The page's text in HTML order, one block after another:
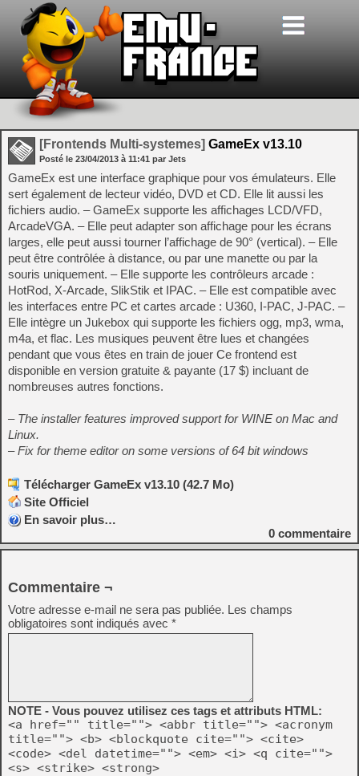
[Frontends Multi-systemes] GameEx v13.10
Posté le 23/04/2013 à 11:41 par Jets
GameEx est une interface graphique pour vos émulateurs. Elle
sert également de lecteur vidéo, DVD et CD. Elle lit aussi les
fichiers audio. – GameEx supporte les affichages LCD/VFD,
ArcadeVGA. – Elle peut adapter son affichage pour les écrans
larges, elle peut aussi tourner l’affichage de 90° (vertical). – Elle
peut être contrôlée à distance, ou par une manette ou par la
souris uniquement. – Elle supporte les contrôleurs arcade :
HotRod, X-Arcade, SlikStik et IPAC. – Elle est compatible avec
les interfaces entre PC et cartes arcade : U360, I-PAC, J-PAC. –
Elle intègre un Jukebox qui supporte les fichiers ogg, mp3, wma,
m4a, et flac. Les musiques peuvent être lues et changées
pendant que vous êtes en train de jouer Ce frontend est
disponible en version gratuite & payante (17 $) incluant de
nombreuses autres fonctions.
– The installer features improved support for WINE on Mac and
Linux.
– Fix for theme editor on some versions of 64 bit windows
Télécharger GameEx v13.10 (42.7 Mo)
Site Officiel
En savoir plus…
0 commentaire
Commentaire ¬
Votre adresse e-mail ne sera pas publiée. Les champs
obligatoires sont indiqués avec *
NOTE - Vous pouvez utilisez ces tags et attributs HTML:
<a href="" title=""> <abbr title=""> <acronym
title=""> <b> <blockquote cite=""> <cite>
<code> <del datetime=""> <em> <i> <q cite="">
<s> <strike> <strong>